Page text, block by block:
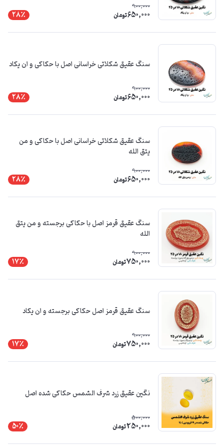
900,000
650,000تومان 28٪
سنگ عقیق شکلاتی خراسانی اصل با حکاکی و ان یکاد
900,000
650,000تومان 28٪
سنگ عقیق شکلاتی خراسانی اصل با حکاکی و من
یتق الله
900,000
650,000تومان 28٪
سنگ عقیق قرمز اصل با حکاکی برجسته و من یتق
الله
900,000
750,000تومان 17٪
سنگ عقیق قرمز اصل حکاکی برجسته و ان یکاد
900,000
750,000تومان 17٪
نگین عقیق زرد شرف الشمس حکاکی شده اصل
500,000
250,000تومان 50٪